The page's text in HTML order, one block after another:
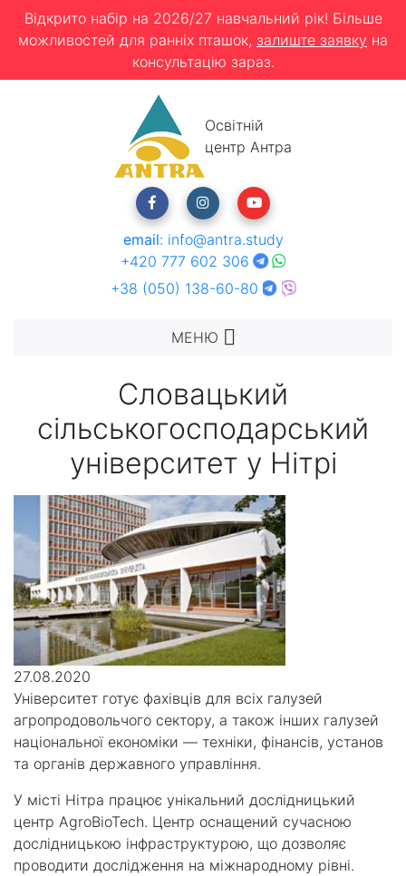
Відкрито набір на 2026/27 навчальний рік! Більше
можливостей для ранніх пташок, залиште заявку на
консультацію зараз.
Освітній
центр Антра
email: info@antra.study
+420 777 602 306
+38 (050) 138-60-80
МЕНЮ
Словацький
сільськогосподарський
університет у Нітрі
27.08.2020
Університет готує фахівців для всіх галузей
агропродовольчого сектору, а також інших галузей
національної економіки — техніки, фінансів, установ
та органів державного управління.
У місті Нітра працює унікальний дослідницький
центр AgroBioTech. Центр оснащений сучасною
дослідницькою інфраструктурою, що дозволяє
проводити дослідження на міжнародному рівні.